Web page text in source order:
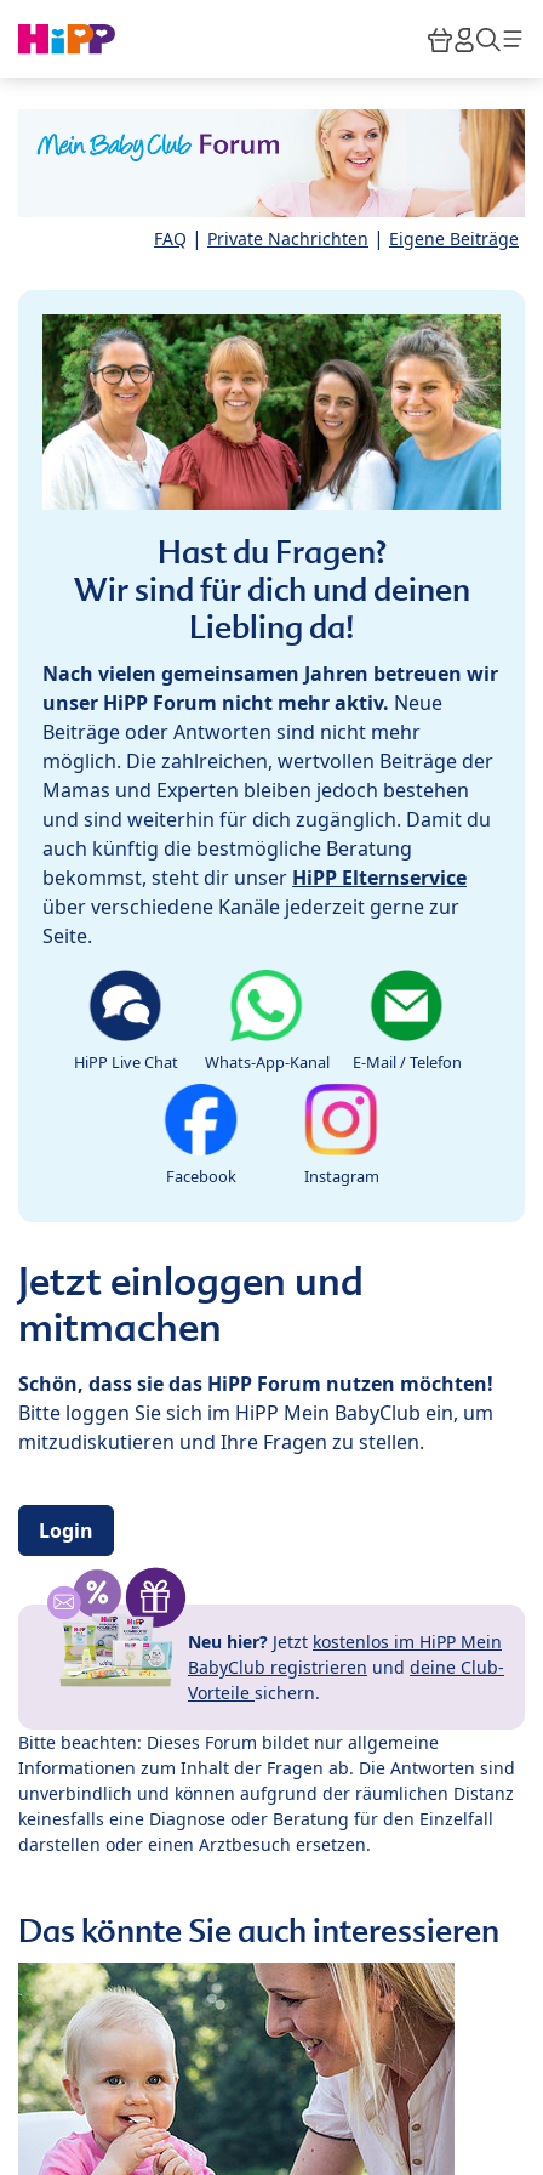
HiPP
FAQ | Private Nachrichten | Eigene Beiträge
Hast du Fragen?
Wir sind für dich und deinen
Liebling da!
Nach vielen gemeinsamen Jahren betreuen wir
unser HiPP Forum nicht mehr aktiv. Neue
Beiträge oder Antworten sind nicht mehr
möglich. Die zahlreichen, wertvollen Beiträge der
Mamas und Experten bleiben jedoch bestehen
und sind weiterhin für dich zugänglich. Damit du
auch künftig die bestmögliche Beratung
bekommst, steht dir unser HiPP Elternservice
über verschiedene Kanäle jederzeit gerne zur
Seite.
HiPP Live Chat Whats-App-Kanal E-Mail / Telefon
Facebook Instagram
Jetzt einloggen und
mitmachen
Schön, dass sie das HiPP Forum nutzen möchten!
Bitte loggen Sie sich im HiPP Mein BabyClub ein, um
mitzudiskutieren und Ihre Fragen zu stellen.
Login
Neu hier? Jetzt kostenlos im HiPP Mein
BabyClub registrieren und deine Club-
Vorteile sichern.
Bitte beachten: Dieses Forum bildet nur allgemeine
Informationen zum Inhalt der Fragen ab. Die Antworten sind
unverbindlich und können aufgrund der räumlichen Distanz
keinesfalls eine Diagnose oder Beratung für den Einzelfall
darstellen oder einen Arztbesuch ersetzen.
Das könnte Sie auch interessieren